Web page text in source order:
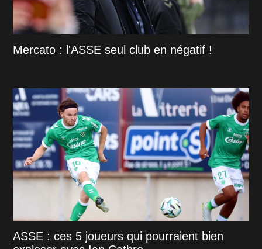
Mercato : l'ASSE seul club en négatif !
ASSE : ces 5 joueurs qui pourraient bien